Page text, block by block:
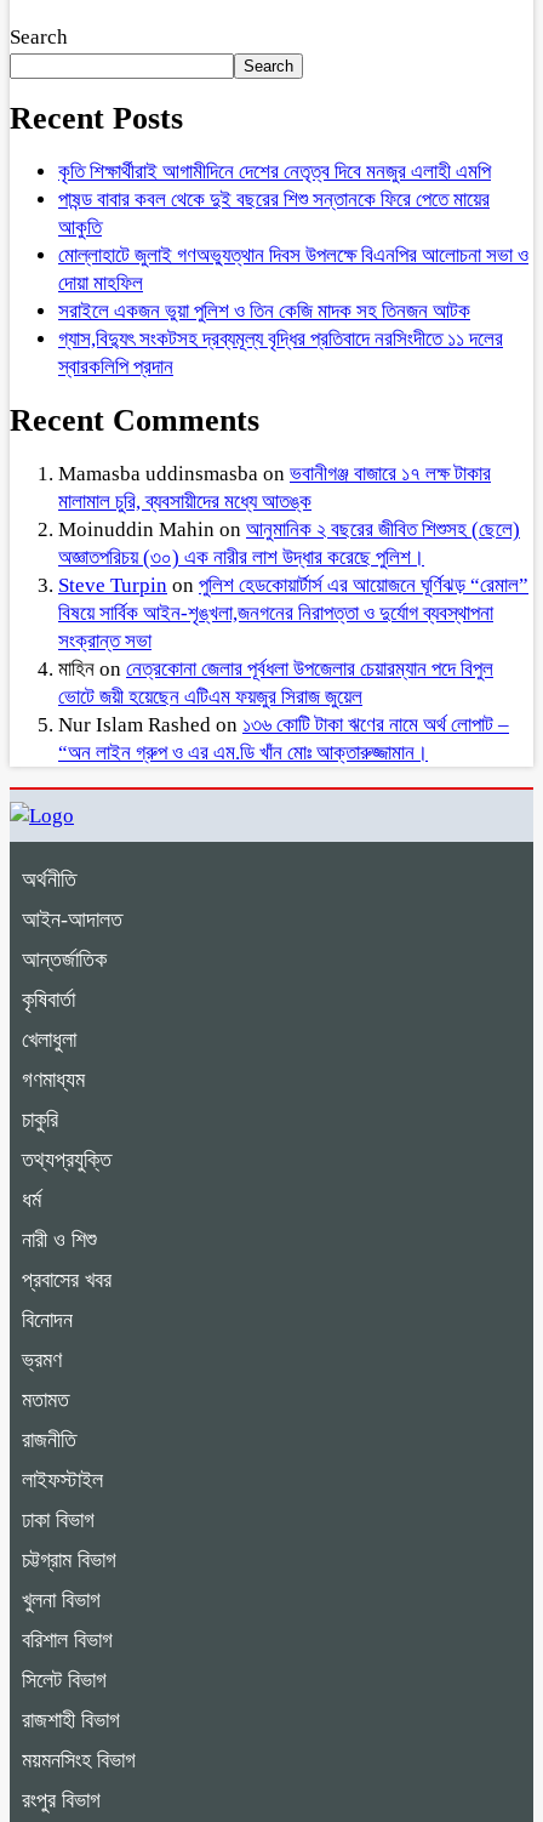
Search
Search
Recent Posts
কৃতি শিক্ষার্থীরাই আগামীদিনে দেশের নেতৃত্ব দিবে মনজুর এলাহী এমপি
পাষন্ড বাবার কবল থেকে দুই বছরের শিশু সন্তানকে ফিরে পেতে মায়ের
আকুতি
মোল্লাহাটে জুলাই গণঅভ্যুত্থান দিবস উপলক্ষে বিএনপির আলোচনা সভা ও
দোয়া মাহফিল
সরাইলে একজন ভুয়া পুলিশ ও তিন কেজি মাদক সহ তিনজন আটক
গ্যাস,বিদ্যুৎ সংকটসহ দ্রব্যমূল্য বৃদ্ধির প্রতিবাদে নরসিংদীতে ১১ দলের
স্বারকলিপি প্রদান
Recent Comments
Mamasba uddinsmasba on ভবানীগঞ্জ বাজারে ১৭ লক্ষ টাকার
মালামাল চুরি, ব্যবসায়ীদের মধ্যে আতঙ্ক
Moinuddin Mahin on আনুমানিক ২ বছরের জীবিত শিশুসহ (ছেলে)
অজ্ঞাতপরিচয় (৩০) এক নারীর লাশ উদ্ধার করেছে পুলিশ।
Steve Turpin on পুলিশ হেডকোয়ার্টার্স এর আয়োজনে ঘূর্ণিঝড় “রেমাল”
বিষয়ে সার্বিক আইন-শৃঙ্খলা,জনগনের নিরাপত্তা ও দুর্যোগ ব্যবস্থাপনা
সংক্রান্ত সভা
মাহিন on নেত্রকোনা জেলার পূর্বধলা উপজেলার চেয়ারম্যান পদে বিপুল
ভোটে জয়ী হয়েছেন এটিএম ফয়জুর সিরাজ জুয়েল
Nur Islam Rashed on ১৩৬ কোটি টাকা ঋণের নামে অর্থ লোপাট –
“অন লাইন গ্রুপ ও এর এম.ডি খাঁন মোঃ আক্তারুজ্জামান।
অর্থনীতি
আইন-আদালত
আন্তর্জাতিক
কৃষিবার্তা
খেলাধুলা
গণমাধ্যম
চাকুরি
তথ্যপ্রযুক্তি
ধর্ম
নারী ও শিশু
প্রবাসের খবর
বিনোদন
ভ্রমণ
মতামত
রাজনীতি
লাইফস্টাইল
ঢাকা বিভাগ
চট্টগ্রাম বিভাগ
খুলনা বিভাগ
বরিশাল বিভাগ
সিলেট বিভাগ
রাজশাহী বিভাগ
ময়মনসিংহ বিভাগ
রংপুর বিভাগ